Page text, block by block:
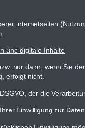
Internetseiten
und digitale Inhalte
nur dann, wenn Sie
erfolgt nicht.
der die
Einwilligung zur